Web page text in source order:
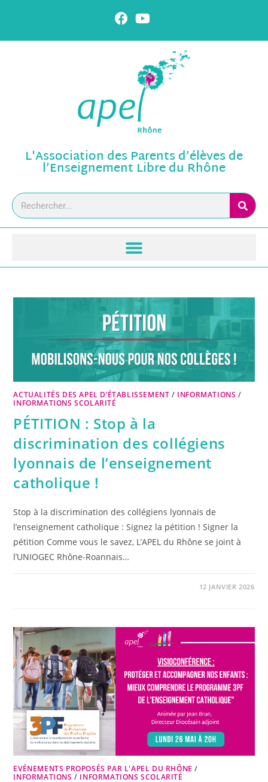
L'Association des Parents d’élèves de
l’Enseignement Libre du Rhône
ACTUALITÉS DES APEL D’ÉTABLISSEMENT / INFORMATIONS /
INFORMATIONS SCOLARITÉ
PÉTITION : Stop à la
discrimination des collégiens
lyonnais de l’enseignement
catholique !
Stop à la discrimination des collégiens lyonnais de
l’enseignement catholique : Signez la pétition ! Signer la
pétition Comme vous le savez, L’APEL du Rhône se joint à
l’UNIOGEC Rhône-Roannais…
12 JANVIER 2026
EVÉNEMENTS PROPOSÉS PAR L'APEL DU RHÔNE /
INFORMATIONS / INFORMATIONS SCOLARITÉ